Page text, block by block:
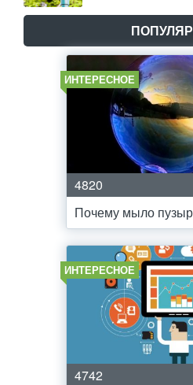
ИНТЕРЕСНОЕ
4820
Почему мыло
ИНТЕРЕСНОЕ
4742